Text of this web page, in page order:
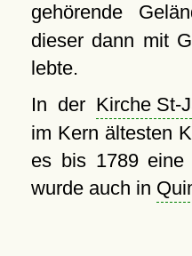
gehörende
dieser dann mit
lebte.
In der Kirche St-
im Kern ältesten
es bis 1789
wurde auch in